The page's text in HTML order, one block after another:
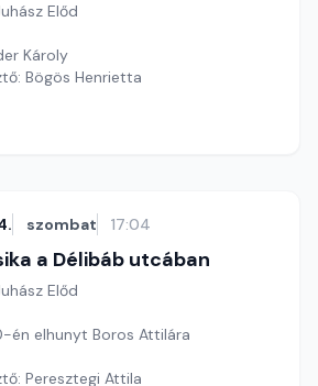
Előd
Károly
Bögös Henrietta
szombat 17:04
a Délibáb utcában
Előd
én elhunyt Boros Attilára
Peresztegi Attila